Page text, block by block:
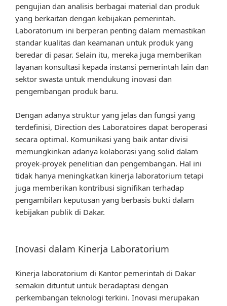
pengujian dan analisis berbagai material dan produk
yang berkaitan dengan kebijakan pemerintah.
Laboratorium ini berperan penting dalam memastikan
standar kualitas dan keamanan untuk produk yang
beredar di pasar. Selain itu, mereka juga memberikan
layanan konsultasi kepada instansi pemerintah lain dan
sektor swasta untuk mendukung inovasi dan
pengembangan produk baru.
Dengan adanya struktur yang jelas dan fungsi yang
terdefinisi, Direction des Laboratoires dapat beroperasi
secara optimal. Komunikasi yang baik antar divisi
memungkinkan adanya kolaborasi yang solid dalam
proyek-proyek penelitian dan pengembangan. Hal ini
tidak hanya meningkatkan kinerja laboratorium tetapi
juga memberikan kontribusi signifikan terhadap
pengambilan keputusan yang berbasis bukti dalam
kebijakan publik di Dakar.
Inovasi dalam Kinerja Laboratorium
Kinerja laboratorium di Kantor pemerintah di Dakar
semakin dituntut untuk beradaptasi dengan
perkembangan teknologi terkini. Inovasi merupakan